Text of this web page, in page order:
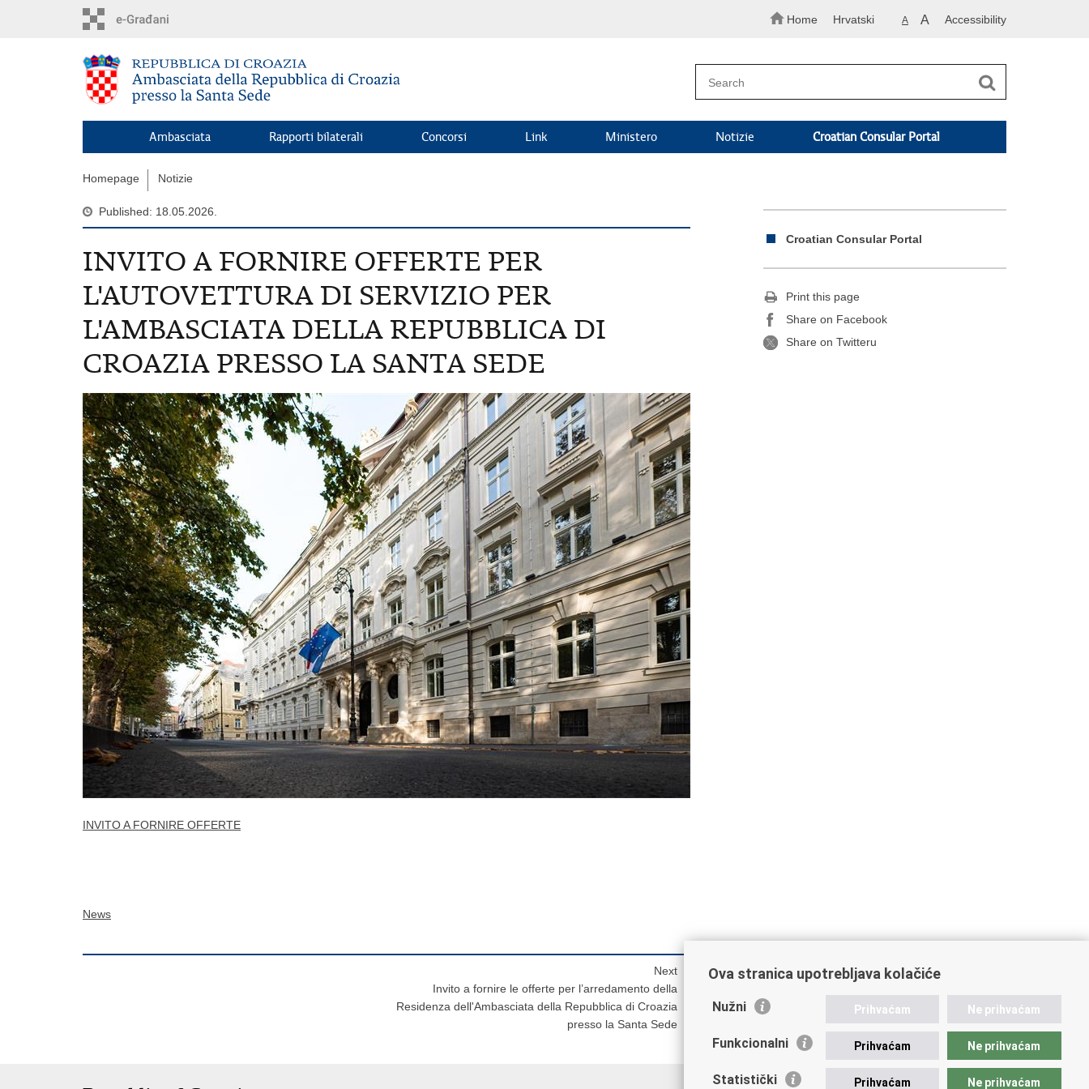
Home Hrvatski A A Accessibility
Ambasciata Rapporti bilaterali Concorsi Link Ministero Notizie Croatian Consular Portal
Homepage Notizie
Published: 18.05.2026.
INVITO A FORNIRE OFFERTE PER
L'AUTOVETTURA DI SERVIZIO PER
L'AMBASCIATA DELLA REPUBBLICA DI
CROAZIA PRESSO LA SANTA SEDE
INVITO A FORNIRE OFFERTE
News
Next
Invito a fornire le offerte per l’arredamento della
Residenza dell'Ambasciata della Repubblica di Croazia
presso la Santa Sede
Croatian Consular Portal
Print this page
Share on Facebook
Share on Twitteru
Ova stranica upotrebljava kolačiće
Nužni Prihvaćam Ne prihvaćam
Funkcionalni Prihvaćam Ne prihvaćam
Statistički Prihvaćam Ne prihvaćam